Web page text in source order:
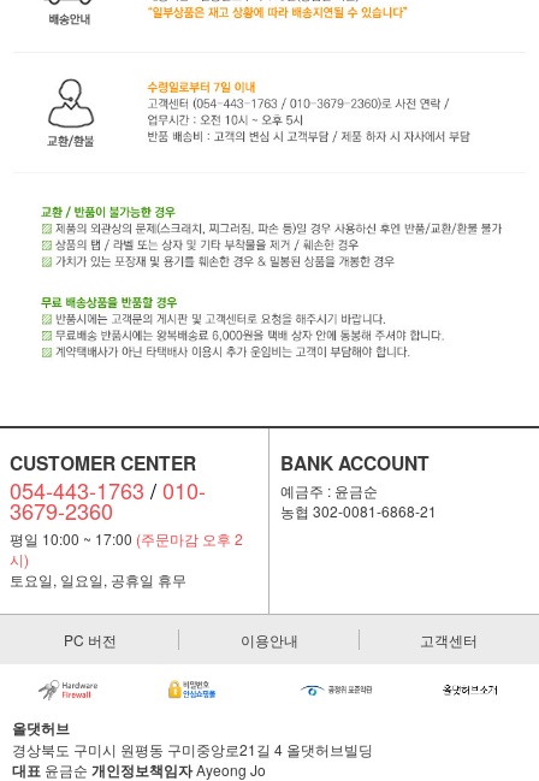
CUSTOMER CENTER
054-443-1763 /010-
3679-2360
평일 10:00 ~ 17:00 (주문마감 오후 2
시)
토요일, 일요일, 공휴일 휴무
BANK ACCOUNT
예금주 : 윤금순
농협 302-0081-6868-21
PC 버전 이용안내 고객센터
올댓허브
경상북도 구미시 원평동 구미중앙로21길 4 올댓허브빌딩
대표 윤금순 개인정보책임자Ayeong Jo